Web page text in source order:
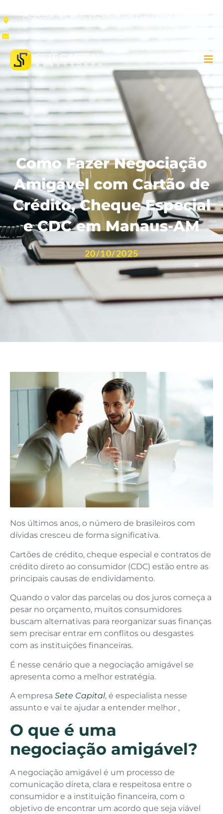
Av. Duque de Caxias, 1925, Sala 104, Praça 14 de Janeiro,
Manaus AM, 69020-141
Como Fazer Negociação
Amigável com Cartão de
Crédito, Cheque Especial
e CDC em Manaus-AM
20/10/2025
Nos últimos anos, o número de brasileiros com
dívidas cresceu de forma significativa.
Cartões de crédito, cheque especial e contratos de
crédito direto ao consumidor (CDC) estão entre as
principais causas de endividamento.
Quando o valor das parcelas ou dos juros começa a
pesar no orçamento, muitos consumidores
buscam alternativas para reorganizar suas finanças
sem precisar entrar em conflitos ou desgastes
com as instituições financeiras.
É nesse cenário que a negociação amigável se
apresenta como a melhor estratégia.
A empresa Sete Capital, é especialista nesse
assunto e vai te ajudar a entender melhor ,
O que é uma
negociação amigável?
A negociação amigável é um processo de
comunicação direta, clara e respeitosa entre o
consumidor e a instituição financeira, com o
objetivo de encontrar um acordo que seja viável